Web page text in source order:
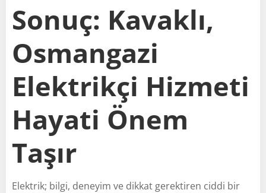
Sonuç: Kavaklı,
Osmangazi
Elektrikçi Hizmeti
Hayati Önem
Taşır
Elektrik; bilgi, deneyim ve dikkat gerektiren ciddi bir